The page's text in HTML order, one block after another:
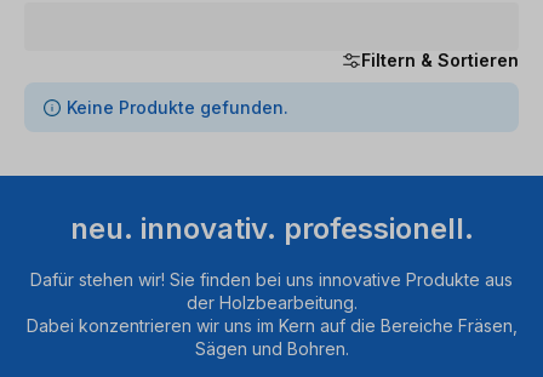
Filtern & Sortieren
0 Artikel gefunden
Keine Produkte gefunden.
neu. innovativ. professionell.
Dafür stehen wir! Sie finden bei uns innovative Produkte aus
der Holzbearbeitung.
Dabei konzentrieren wir uns im Kern auf die Bereiche Fräsen,
Sägen und Bohren.